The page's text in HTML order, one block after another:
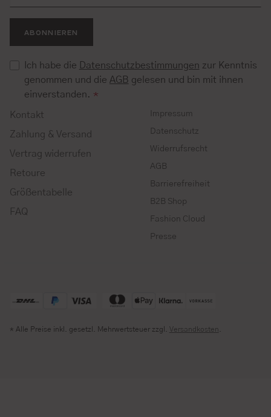
ABONNIEREN
Ich habe die Datenschutzbestimmungen zur Kenntnis
genommen und die AGB gelesen und bin mit ihnen
einverstanden. *
Kontakt
Zahlung & Versand
Vertrag widerrufen
Retoure
Größentabelle
FAQ
Impressum
Datenschutz
Widerrufsrecht
AGB
Barrierefreiheit
B2B Shop
Fashion Cloud
Presse
* Alle Preise inkl. gesetzl. Mehrwertsteuer zzgl. Versandkosten